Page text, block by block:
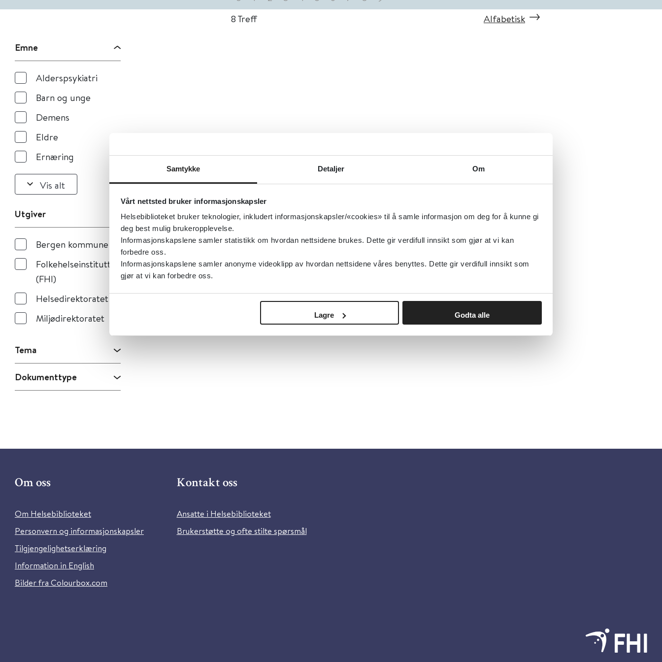
Samtykke Detaljer Om
Vårt nettsted bruker informasjonskapsler
Helsebiblioteket bruker teknologier, inkludert informasjonskapsler/«cookies» til å samle informasjon om deg for å kunne gi
deg best mulig brukeropplevelse.
Informasjonskapslene samler statistikk om hvordan nettsidene brukes. Dette gir verdifull innsikt som gjør at vi kan
forbedre oss.
Informasjonskapslene samler anonyme videoklipp av hvordan nettsidene våres benyttes. Dette gir verdifull innsikt som
gjør at vi kan forbedre oss.
Lagre Godta alle
Emne
Alderspsykiatri
Barn og unge
Demens
Eldre
Ernæring
Vis alt
Utgiver
Bergen kommune
Folkehelseinstituttet
(FHI)
Helsedirektoratet
Miljødirektoratet
Tema
Dokumenttype
8 Treff Alfabetisk
Om oss
Om Helsebiblioteket
Personvern og informasjonskapsler
Tilgjengelighetserklæring
Information in English
Bilder fra Colourbox.com
Kontakt oss
Ansatte i Helsebiblioteket
Brukerstøtte og ofte stilte spørsmål